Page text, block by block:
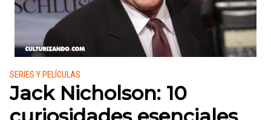
Publicado en:
SERIES Y PELÍCULAS
Jack Nicholson: 10